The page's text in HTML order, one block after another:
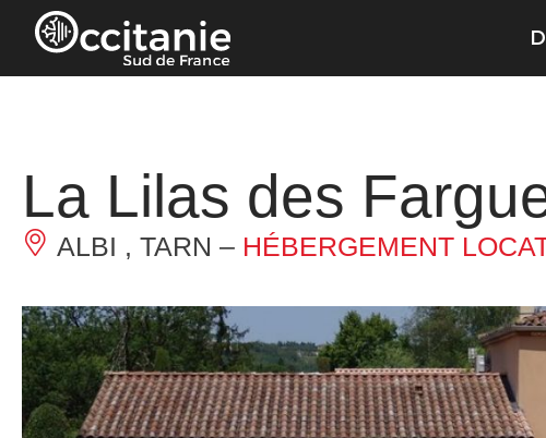
Panneau de gestion des cookies
La Lilas des
ALBI , TARN – HÉBERGEMENT